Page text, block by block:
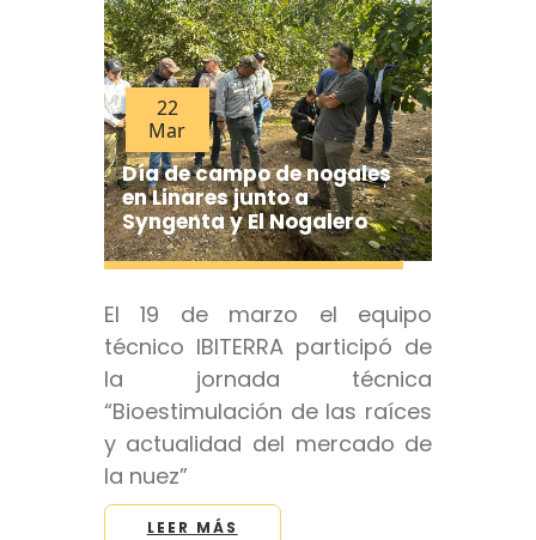
22
Mar
Día de campo de nogales
en Linares junto a
Syngenta y El Nogalero
El 19 de marzo el equipo
técnico IBITERRA participó de
la jornada técnica
“Bioestimulación de las raíces
y actualidad del mercado de
la nuez”
LEER MÁS